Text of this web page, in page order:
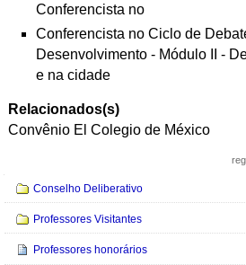
Conferencista no
Conferencista noCiclo de
Desenvolvimento - Módulo II -
e na cidade
Relacionados(s)
Convênio El Colegio de México
Conselho Deliberativo
Professores Visitantes
Professores honorários